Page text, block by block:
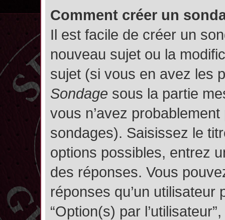
Comment créer un
Il est facile de créer un
nouveau sujet ou la
sujet (si vous en avez les
Sondage sous la partie
vous n’avez
sondages). Saisissez le
options possibles, entrez
des réponses. Vous
réponses qu’un
“Option(s) par